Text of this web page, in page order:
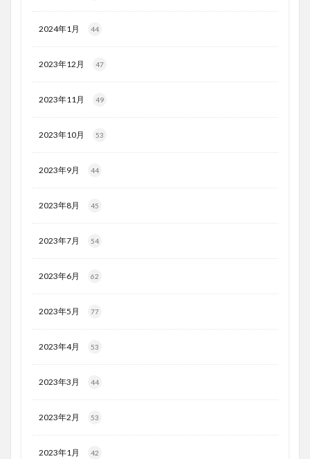
2024年1月 44
2023年12月 47
2023年11月 49
2023年10月 53
2023年9月 44
2023年8月 45
2023年7月 54
2023年6月 62
2023年5月 77
2023年4月 53
2023年3月 44
2023年2月 53
2023年1月 42